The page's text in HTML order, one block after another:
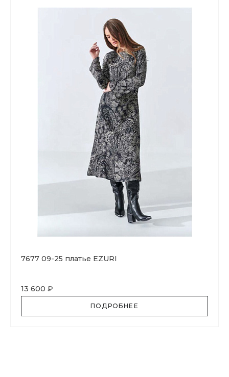
7677 09-25 платье EZURI
13 600 ₽
ПОДРОБНЕЕ